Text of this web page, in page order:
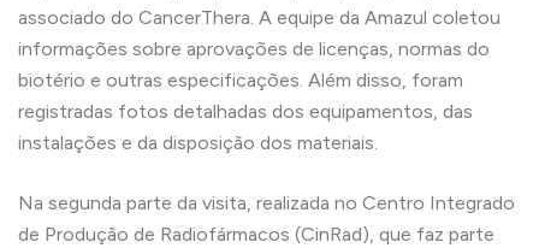
associado do CancerThera. A equipe da Amazul coletou
informações sobre aprovações de licenças, normas do
biotério e outras especificações. Além disso, foram
registradas fotos detalhadas dos equipamentos, das
instalações e da disposição dos materiais.
Na segunda parte da visita, realizada no Centro Integrado
de Produção de Radiofármacos (CinRad), que faz parte